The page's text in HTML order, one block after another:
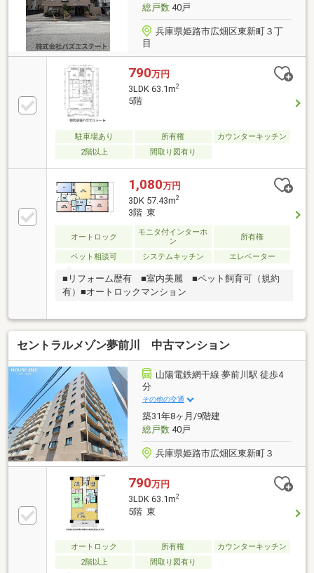
総戸数40戸
兵庫県姫路市広畑区東新町３丁
目
790万円
3LDK 63.1m2
5階
駐車場あり 所有権
カウンターキッチン
2階以上
間取り図有り
1,080万円
3DK 57.43m2
3階 東
オートロック
モニタ付インターホ
ン
所有権
ペット相談可 システムキッチン エレベーター
■リフォーム歴有 ■室内美麗 ■ペット飼育可（規約
有）■オートロックマンション
セントラルメゾン夢前川 中古マンション
山陽電鉄網干線 夢前川駅 徒歩4
分
その他の交通
築31年8ヶ月/9階建
総戸数40戸
兵庫県姫路市広畑区東新町３
790万円
3LDK 63.1m2
5階 東
オートロック 所有権
カウンターキッチン
2階以上
間取り図有り